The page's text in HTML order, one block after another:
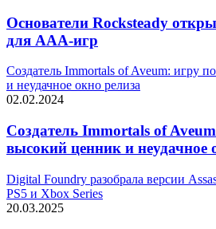
Основатели Rocksteady
для AAA-игр
Создатель Immortals of Aveum: игру
и неудачное окно релиза
02.02.2024
Создатель Immortals of
высокий ценник и неудачное
Digital Foundry разобрала версии
PS5 и Xbox Series
20.03.2025